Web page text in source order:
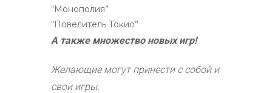
“Монополия”
“Повелитель Токио”
А также множество новых игр!
Желающие могут принести с собой и
свои игры.